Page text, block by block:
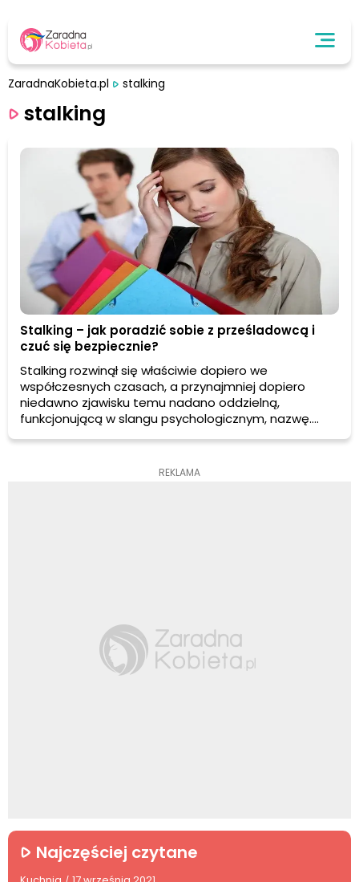
ZaradnaKobieta.pl stalking
stalking
Stalking – jak poradzić sobie z prześladowcą i
czuć się bezpiecznie?
Stalking rozwinął się właściwie dopiero we
współczesnych czasach, a przynajmniej dopiero
niedawno zjawisku temu nadano oddzielną,
funkcjonującą w slangu psychologicznym, nazwę.
Stalkingiem nazywa się każde zachowanie jednej
REKLAMA
Najczęściej czytane